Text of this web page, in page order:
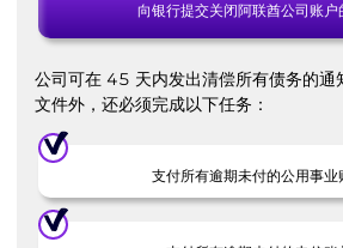
向银行提交关闭阿联酋公司账户
公司可在 45 天内发出清偿所有债务的通
文件外，还必须完成以下任务：
支付所有逾期未付的公用事业